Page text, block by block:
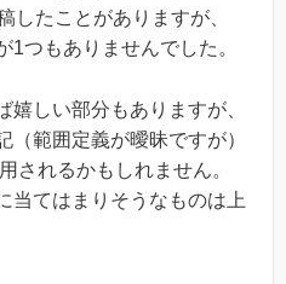
したことがありますが、
つもありませんでした。
しい部分もありますが、
範囲定義が曖昧ですが）
されるかもしれません。
当てはまりそうなものは上